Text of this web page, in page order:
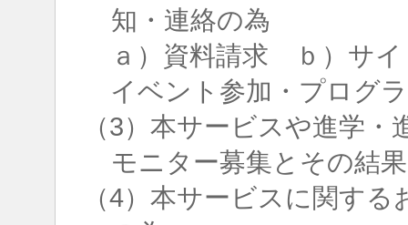
知・連絡の為
ａ）資料請求 ｂ）サ
イベント参加・プログ
（3）本サービスや進学
モニター募集とその結
（4）本サービスに関す